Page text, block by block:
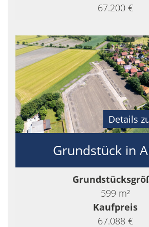
67.200 €
Details
Grundstück in
599 m²
Kaufpreis
67.088 €